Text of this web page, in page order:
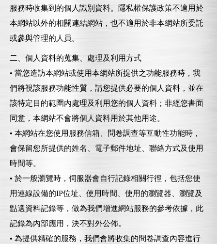
主要客戶群
聯絡我們
服務時收集到的個人識別資料。隱私權保護政策不適用於
本網站以外的相關連結網站，也不適用於非本網站所委託
或參與管理的人員。
二、個人資料的蒐集、處理及利用方式
• 當您造訪本網站或使用本網站所提供之功能服務時，我
們將視該服務功能性質，請您提供必要的個人資料，並在
該特定目的範圍內處理及利用您的個人資料；非經您書面
同意，本網站不會將個人資料用於其他用途。
• 本網站在您使用服務信箱、問卷調查等互動性功能時，
會保留您所提供的姓名、電子郵件地址、聯絡方式及使用
時間等。
• 於一般瀏覽時，伺服器會自行記錄相關行徑，包括您使
用連線設備的IP位址、使用時間、使用的瀏覽器、瀏覽及
點選資料記錄等，做為我們增進網站服務的參考依據，此
記錄為內部應用，決不對外公佈。
• 為提供精確的服務，我們會將收集的問卷調查內容進行